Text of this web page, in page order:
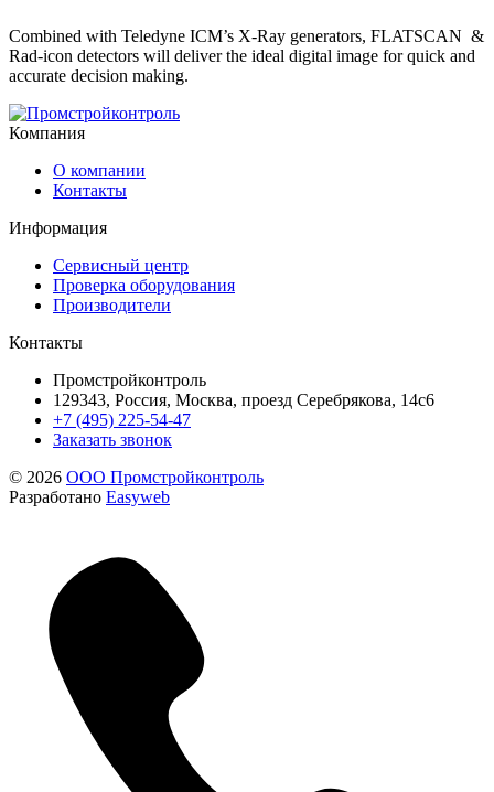
Combined with Teledyne ICM’s X-Ray generators, FLATSCAN &
Rad-icon detectors will deliver the ideal digital image for quick and
accurate decision making.
Компания
О компании
Контакты
Информация
Сервисный центр
Проверка оборудования
Производители
Контакты
Промстройконтроль
129343, Россия, Москва, проезд Серебрякова, 14с6
+7 (495) 225-54-47
Заказать звонок
© 2026 ООО Промстройконтроль
Разработано Easyweb